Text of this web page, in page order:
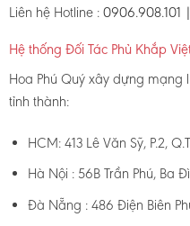
Liên hệ Hotline : 0906.908.101
Hệ thống Đối Tác Phủ Khắp
Hoa Phú Quý xây dựng
tỉnh thành:
HCM: 413 Lê Văn Sỹ, P.2,
Hà Nội : 56B Trần Phú, Ba
Đà Nẵng : 486 Điện Biên